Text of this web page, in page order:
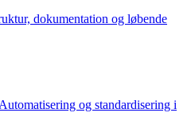
dokumentation og løbende
og standardisering i